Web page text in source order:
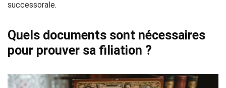
successorale.
Quels documents sont nécessaires
pour prouver sa filiation ?